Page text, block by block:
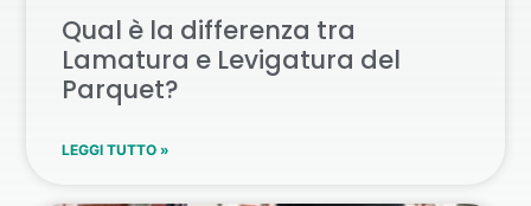
Qual è la differenza tra
Lamatura e Levigatura del
Parquet?
LEGGI TUTTO »